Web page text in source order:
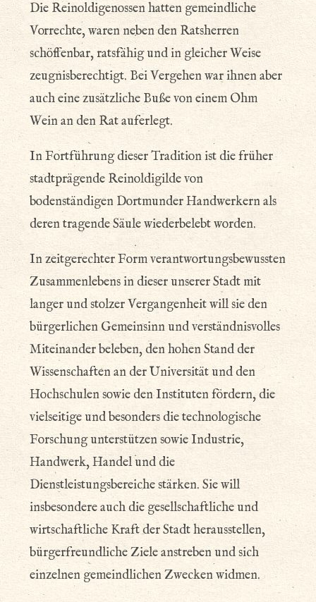
Die Reinoldigenossen hatten gemeindliche
Vorrechte, waren neben den Ratsherren
schöffenbar, ratsfähig und in gleicher Weise
zeugnisberechtigt. Bei Vergehen war ihnen aber
auch eine zusätzliche Buße von einem Ohm
Wein an den Rat auferlegt.
In Fortführung dieser Tradition ist die früher
stadtprägende Reinoldigilde von
bodenständigen Dortmunder Handwerkern als
deren tragende Säule wiederbelebt worden.
In zeitgerechter Form verantwortungsbewussten
Zusammenlebens in dieser unserer Stadt mit
langer und stolzer Vergangenheit will sie den
bürgerlichen Gemeinsinn und verständnisvolles
Miteinander beleben, den hohen Stand der
Wissenschaften an der Universität und den
Hochschulen sowie den Instituten fördern, die
vielseitige und besonders die technologische
Forschung unterstützen sowie Industrie,
Handwerk, Handel und die
Dienstleistungsbereiche stärken. Sie will
insbesondere auch die gesellschaftliche und
wirtschaftliche Kraft der Stadt herausstellen,
bürgerfreundliche Ziele anstreben und sich
einzelnen gemeindlichen Zwecken widmen.